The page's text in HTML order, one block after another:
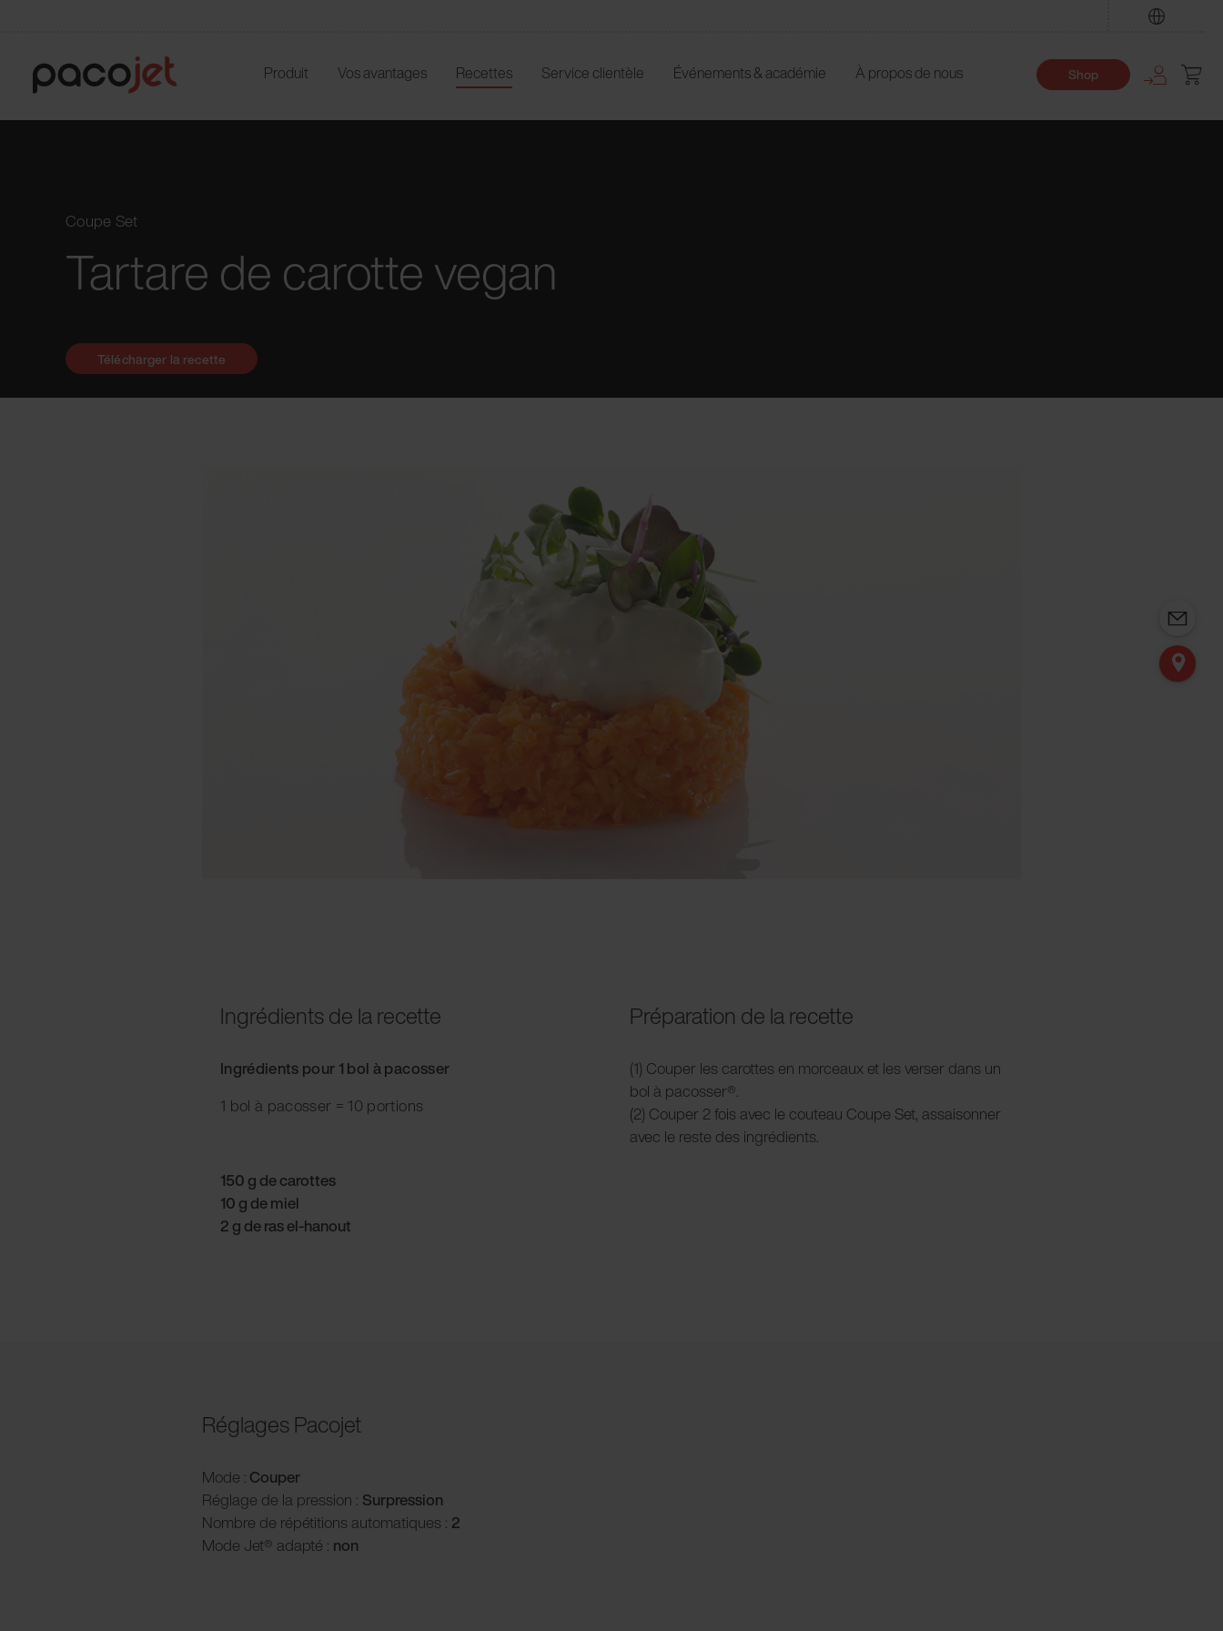
Produit Vos avantages Recettes Service clientèle Événements & académie À propos de nous Shop
Coupe Set
Tartare de carotte vegan
Ingrédients de la recette
Ingrédients pour 1 bol à pacosser
1 bol à pacosser = 10 portions
150 g de carottes
10 g de miel
2 g de ras el-hanout
Préparation de la recette
(1) Couper les carottes en morceaux et les verser dans un
bol à pacosser®.
(2) Couper 2 fois avec le couteau Coupe Set, assaisonner
avec le reste des ingrédients.
Réglages Pacojet
Mode : Couper
Réglage de la pression : Surpression
Nombre de répétitions automatiques : 2
Mode Jet® adapté : non
Télécharger la recette